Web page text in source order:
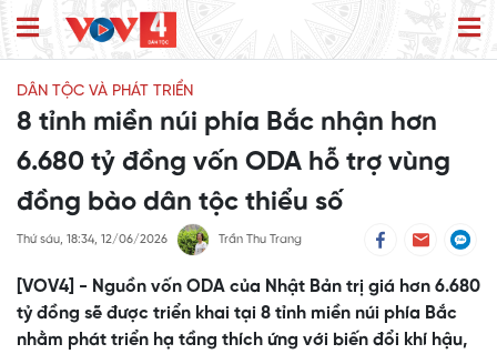
DÂN TỘC VÀ PHÁT TRIỂN
8 tỉnh miền núi phía Bắc nhận hơn
6.680 tỷ đồng vốn ODA hỗ trợ vùng
đồng bào dân tộc thiểu số
Thứ sáu, 18:34, 12/06/2026 Trần Thu Trang
[VOV4] - Nguồn vốn ODA của Nhật Bản trị giá hơn 6.680
tỷ đồng sẽ được triển khai tại 8 tỉnh miền núi phía Bắc
nhằm phát triển hạ tầng thích ứng với biến đổi khí hậu,